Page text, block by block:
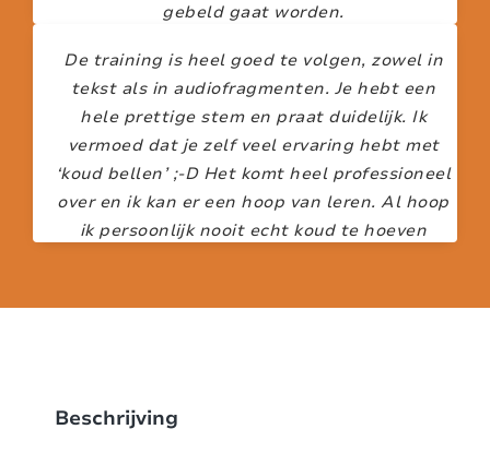
gebeld gaat worden.
De training is heel goed te volgen, zowel in
tekst als in audiofragmenten. Je hebt een
hele prettige stem en praat duidelijk. Ik
vermoed dat je zelf veel ervaring hebt met
‘koud bellen’ ;-D Het komt heel professioneel
over en ik kan er een hoop van leren. Al hoop
ik persoonlijk nooit echt koud te hoeven
Beschrijving